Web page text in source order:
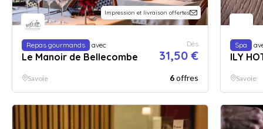
Impression et livraison offertes
Repas gourmands avec
Le Manoir de Bellecombe
Dès
31,50 €
Savoie 6offres
Spa
ILY
Savoie